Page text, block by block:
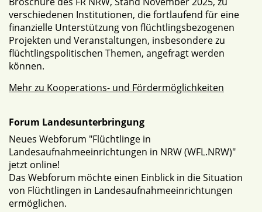
verschiedenen Institutionen, die fortlaufend für eine
finanzielle Unterstützung von flüchtlingsbezogenen
Projekten und Veranstaltungen, insbesondere zu
flüchtlingspolitischen Themen, angefragt werden
können.
Mehr zu Kooperations- und Fördermöglichkeiten
Forum Landesunterbringung
Neues Webforum "Flüchtlinge in
Landesaufnahmeeinrichtungen in NRW (WFL.NRW)"
jetzt online!
Das Webforum möchte einen Einblick in die Situation
von Flüchtlingen in Landesaufnahmeeinrichtungen
ermöglichen.